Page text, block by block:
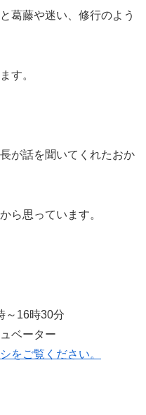
葛藤や迷い、修行のよう
す。
が話を聞いてくれたおか
ら思っています。
～16時30分
ベーター
をご覧ください。